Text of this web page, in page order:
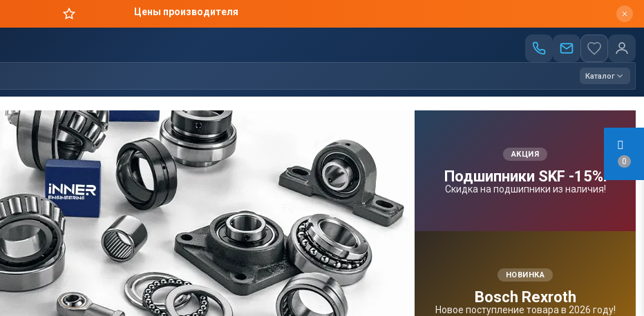
0
Цены производителя
Каталог
АКЦИЯ
Подшипники SKF -15%!
Скидка на подшипники из наличия!
НОВИНКА
Bosсh Rexroth
Новое поступление товара в 2026 году!